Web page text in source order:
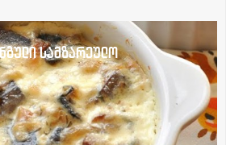
სამზარეულო